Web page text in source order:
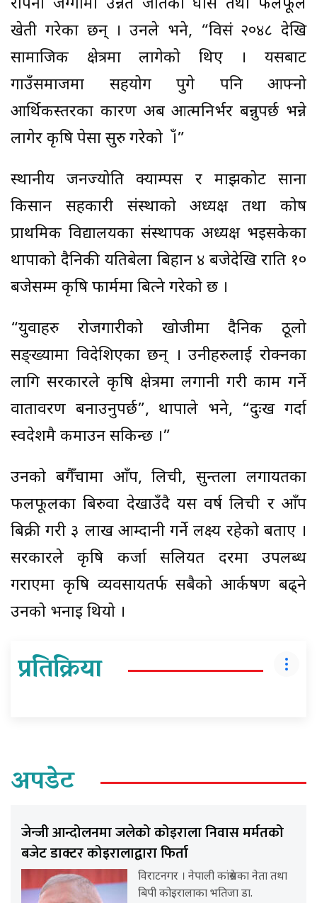
रोपनी जग्गामा उन्नत जातका घाँस तथा फलफूल
खेती गरेका छन् । उनले भने, “विसं २०४८ देखि
सामाजिक क्षेत्रमा लागेको थिए । यसबाट
गाउँसमाजमा सहयोग पुगे पनि आफ्नो
आर्थिकस्तरका कारण अब आत्मनिर्भर बन्नुपर्छ भन्ने
लागेर कृषि पेसा सुरु गरेको हुँ ।”
स्थानीय जनज्योति क्याम्पस र माझकोट साना
किसान सहकारी संस्थाको अध्यक्ष तथा कोष
प्राथमिक विद्यालयका संस्थापक अध्यक्ष भइसकेका
थापाको दैनिकी यतिबेला बिहान ४ बजेदेखि राति १०
बजेसम्म कृषि फार्ममा बित्ने गरेको छ ।
“युवाहरु रोजगारीको खोजीमा दैनिक ठूलो
सङ्ख्यामा विदेशिएका छन् । उनीहरुलाई रोक्नका
लागि सरकारले कृषि क्षेत्रमा लगानी गरी काम गर्ने
वातावरण बनाउनुपर्छ”, थापाले भने, “दुःख गर्दा
स्वदेशमै कमाउन सकिन्छ ।”
उनको बगैँचामा आँप, लिची, सुन्तला लगायतका
फलफूलका बिरुवा देखाउँदै यस वर्ष लिची र आँप
बिक्री गरी ३ लाख आम्दानी गर्ने लक्ष्य रहेको बताए ।
सरकारले कृषि कर्जा सहुलियत दरमा उपलब्ध
गराएमा कृषि व्यवसायतर्फ सबैको आर्कषण बढ्ने
उनको भनाइ थियो ।
प्रतिक्रिया
अपडेट
जेन्जी आन्दोलनमा जलेको कोइराला निवास मर्मतको
बजेट डाक्टर कोइरालाद्वारा फिर्ता
विराटनगर । नेपाली कांग्रेसका नेता तथा
बिपी कोइरालाका भतिजा डा.